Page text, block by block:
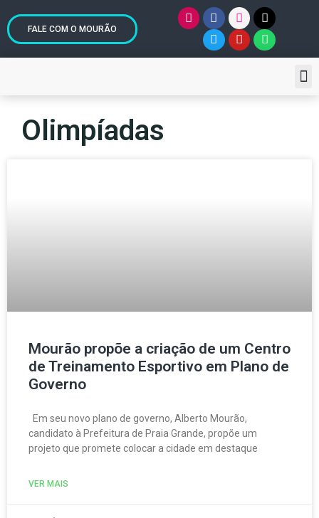
FALE COM O MOURÃO
Olimpíadas
Mourão propõe a criação de um Centro
de Treinamento Esportivo em Plano de
Governo
Em seu novo plano de governo, Alberto Mourão,
candidato à Prefeitura de Praia Grande, propõe um
projeto que promete colocar a cidade em destaque
VER MAIS